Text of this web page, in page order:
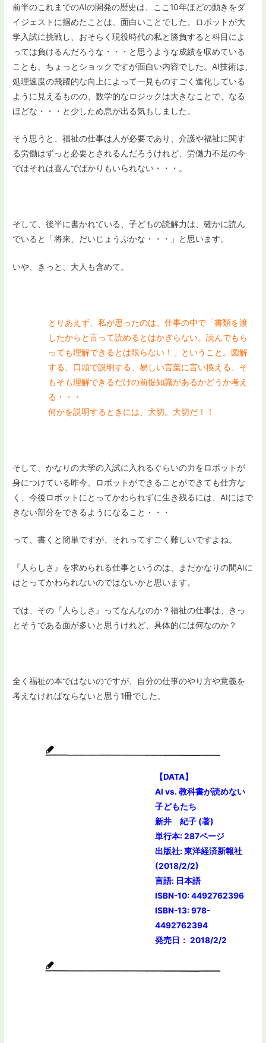
前半のこれまでのAIの開発の歴史は、ここ10年ほどの動きをダ
イジェストに掴めたことは、面白いことでした。ロボットが大
学入試に挑戦し、おそらく現役時代の私と勝負すると科目によ
っては負けるんだろうな・・・と思うような成績を収めている
ことも、ちょっとショックですが面白い内容でした。AI技術は、
処理速度の飛躍的な向上によって一見ものすごく進化している
ように見えるものの、数学的なロジックは大きなことで、なる
ほどな・・・と少しため息が出る気もしました。
そう思うと、福祉の仕事は人が必要であり、介護や福祉に関す
る労働はずっと必要とされるんだろうけれど、労働力不足の今
ではそれは喜んでばかりもいられない・・・。
そして、後半に書かれている、子どもの読解力は、確かに読ん
でいると「将来、だいじょうぶかな・・・」と思います。
いや、きっと、大人も含めて。
とりあえず、私が思ったのは、仕事の中で「書類を渡
したからと言って読めるとはかぎらない。読んでもら
っても理解できるとは限らない！」ということ。図解
する、口頭で説明する、易しい言葉に言い換える、そ
もそも理解できるだけの前提知識があるかどうか考え
る・・・
何かを説明するときには、大切。大切だ！！
そして、かなりの大学の入試に入れるぐらいの力をロボットが
身につけている昨今、ロボットができることができても仕方な
く、今後ロボットにとってかわられずに生き残るには、AIにはで
きない部分をできるようになること・・・
って、書くと簡単ですが、それってすごく難しいですよね。
『人らしさ』を求められる仕事というのは、まだかなりの間AIに
はとってかわられないのではないかと思います。
では、その『人らしさ』ってなんなのか？福祉の仕事は、きっ
とそうである面が多いと思うけれど、具体的には何なのか？
全く福祉の本ではないのですが、自分の仕事のやり方や意義を
考えなければならないと思う1冊でした。
【DATA】
AI vs. 教科書が読めない
子どもたち
新井 紀子 (著)
単行本: 287ページ
出版社: 東洋経済新報社
(2018/2/2)
言語: 日本語
ISBN-10: 4492762396
ISBN-13: 978-
4492762394
発売日： 2018/2/2